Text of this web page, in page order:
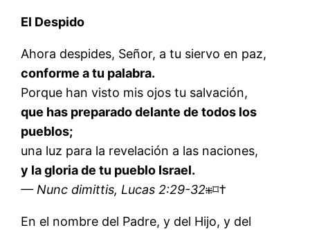
El Despido
Ahora despides, Señor, a tu siervo en paz,
conforme a tu palabra.
Porque han visto mis ojos tu salvación,
que has preparado delante de todos los
pueblos;
una luz para la revelación a las naciones,
y la gloria de tu pueblo Israel.
— Nunc dimittis, Lucas 2:29-32⁜⌑†
En el nombre del Padre, y del Hijo, y del